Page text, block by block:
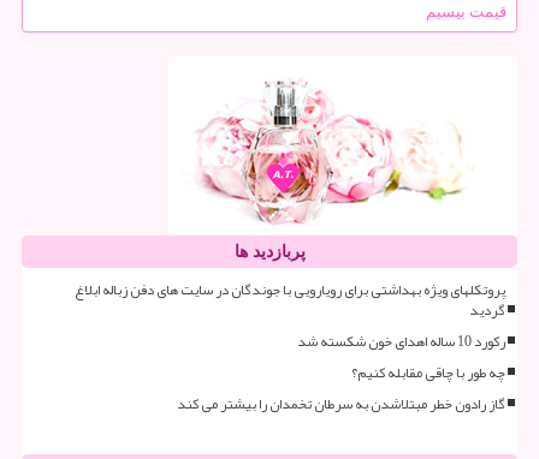
قیمت بیسیم
پربازدید ها
پروتکلهای ویژه بهداشتی برای رویارویی با جوندگان در سایت های دفن زباله ابلاغ
گردید
رکورد 10 ساله اهدای خون شکسته شد
چه طور با چاقی مقابله کنیم؟
گاز رادون خطر مبتلاشدن به سرطان تخمدان را بیشتر می کند